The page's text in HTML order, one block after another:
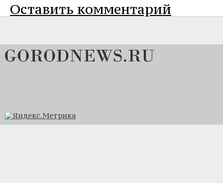
Оставить комментарий